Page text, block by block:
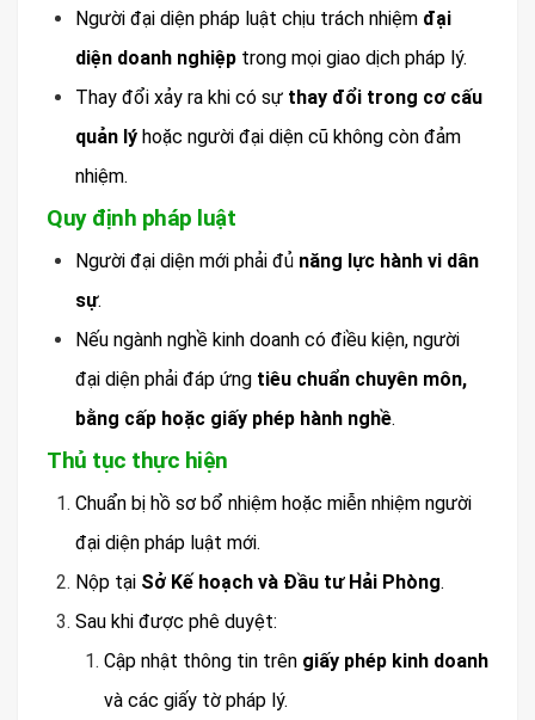
Người đại diện pháp luật chịu trách nhiệm đại
diện doanh nghiệp trong mọi giao dịch pháp lý.
Thay đổi xảy ra khi có sự thay đổi trong cơ cấu
quản lý hoặc người đại diện cũ không còn đảm
nhiệm.
Quy định pháp luật
Người đại diện mới phải đủ năng lực hành vi dân
sự.
Nếu ngành nghề kinh doanh có điều kiện, người
đại diện phải đáp ứng tiêu chuẩn chuyên môn,
bằng cấp hoặc giấy phép hành nghề.
Thủ tục thực hiện
Chuẩn bị hồ sơ bổ nhiệm hoặc miễn nhiệm người
đại diện pháp luật mới.
Nộp tại Sở Kế hoạch và Đầu tư Hải Phòng.
Sau khi được phê duyệt:
Cập nhật thông tin trên giấy phép kinh doanh
và các giấy tờ pháp lý.